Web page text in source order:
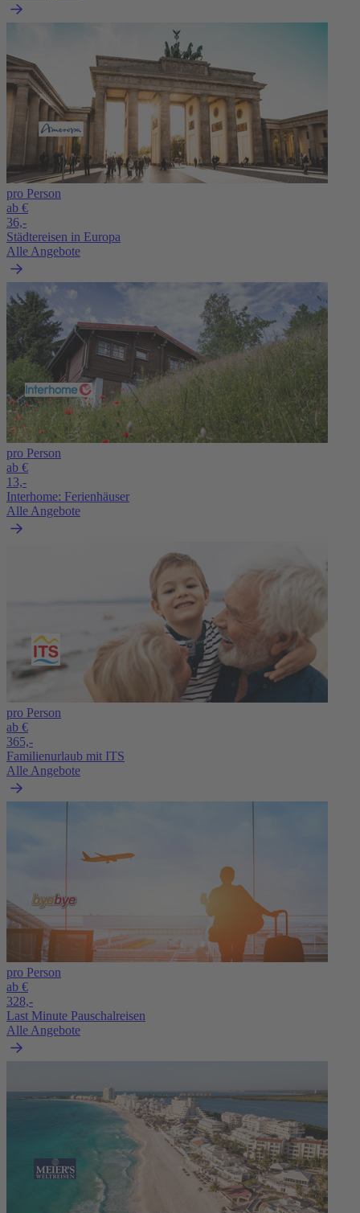
pro Person
ab €
36,-
Städtereisen in Europa
Alle Angebote
pro Person
ab €
13,-
Interhome: Ferienhäuser
Alle Angebote
pro Person
ab €
365,-
Familienurlaub mit ITS
Alle Angebote
pro Person
ab €
328,-
Last Minute Pauschalreisen
Alle Angebote